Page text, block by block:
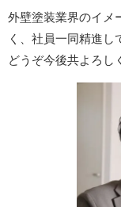
外壁塗装業界のイメ
く、社員一同精進し
どうぞ今後共よろし